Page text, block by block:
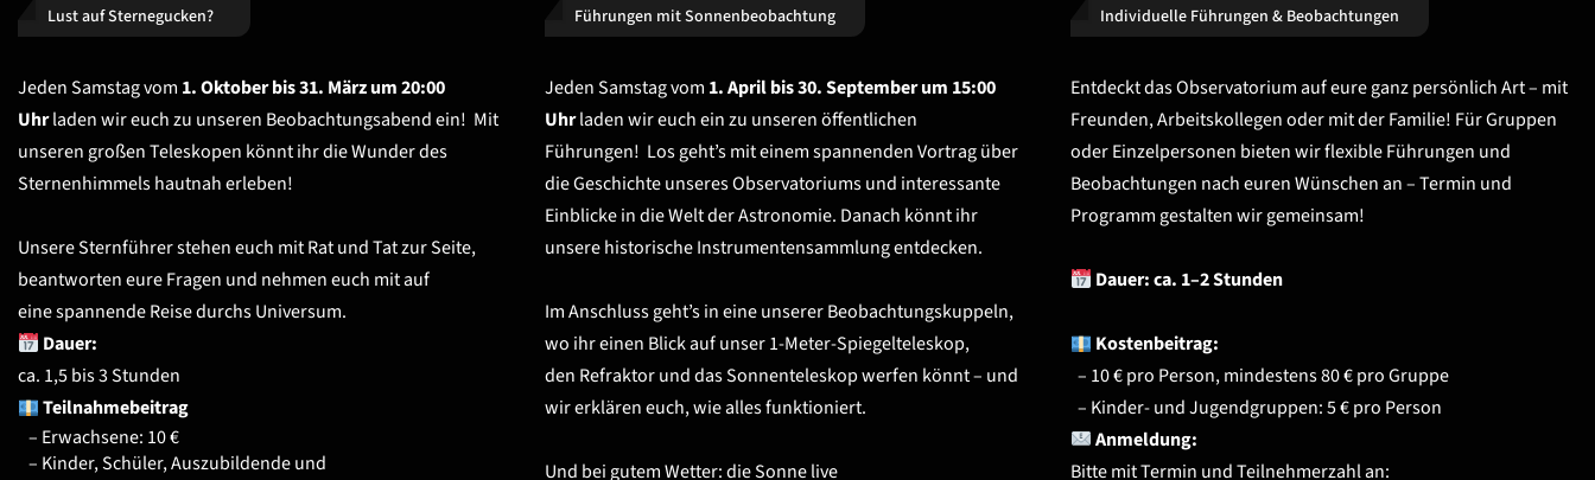
Lust auf Sternegucken?
Jeden Samstag vom 1. Oktober bis 31. März um 20:00
Uhrladen wir euch zu unseren Beobachtungsabend ein! Mit
unseren großen Teleskopen könnt ihr die Wunder des
Sternenhimmels hautnah erleben!
Unsere Sternführer stehen euch mit Rat und Tat zur Seite,
beantworten eure Fragen und nehmen euch mit auf
eine spannende Reise durchs Universum.
Dauer:
ca. 1,5 bis 3 Stunden
Teilnahmebeitrag
– Erwachsene: 10 €
– Kinder, Schüler, Auszubildende und
Führungen mit Sonnenbeobachtung
Jeden Samstag vom 1. April bis 30. September um 15:00
Uhrladen wir euch ein zu unseren öffentlichen
Führungen! Los geht’s mit einemspannenden Vortrag über
die Geschichte unseres Observatoriums und interessante
Einblicke in die Welt der Astronomie. Danach könnt ihr
unsere historische Instrumentensammlung entdecken.
Im Anschluss geht’s in eine unserer Beobachtungskuppeln,
wo ihr einen Blick auf unser 1-Meter-Spiegelteleskop,
den Refraktor und das Sonnenteleskop werfen könnt – und
wir erklären euch, wie alles funktioniert.
Und bei gutem Wetter:die Sonne live
Individuelle Führungen & Beobachtungen
Entdeckt das Observatorium auf eure ganz persönlich Art – mit
Freunden, Arbeitskollegen oder mit der Familie! Für Gruppen
oder Einzelpersonen bieten wir flexible Führungen und
Beobachtungen nach euren Wünschen an – Termin und
Programm gestalten wir gemeinsam!
Dauer:ca. 1–2 Stunden
Kostenbeitrag:
– 10 € pro Person, mindestens 80 € pro Gruppe
– Kinder- und Jugendgruppen: 5 € pro Person
Anmeldung:
Bitte mit Termin und Teilnehmerzahl an: